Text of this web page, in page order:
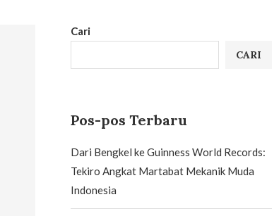
Cari
CARI
Pos-pos Terbaru
Dari Bengkel ke Guinness World Records:
Tekiro Angkat Martabat Mekanik Muda
Indonesia